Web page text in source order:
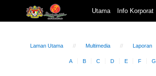
Utama Info Korporat
Laman Utama Multimedia Laporan
A B C D E F G